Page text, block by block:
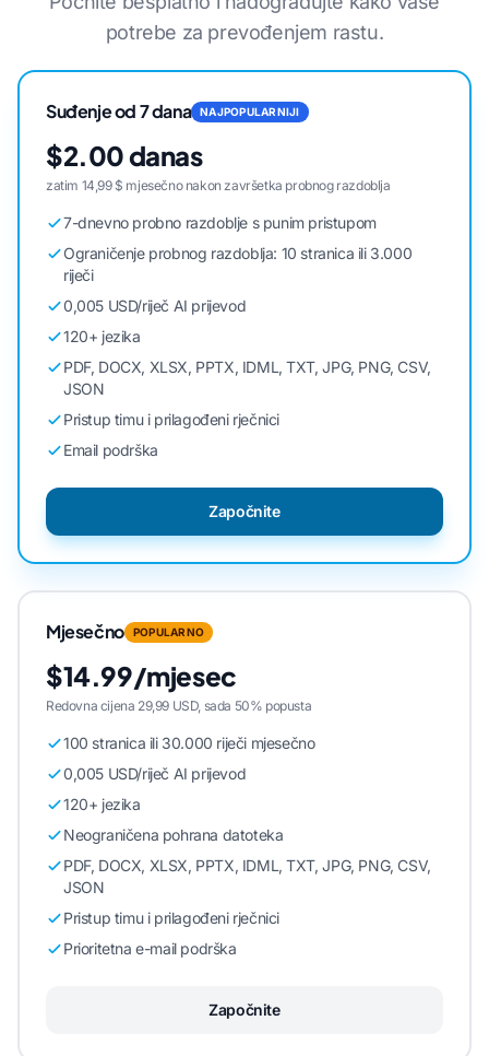
potrebe za prevođenjem rastu.
Suđenje od 7 dana NAJPOPULARNIJI
$2.00 danas
zatim 14,99 $ mjesečno nakon završetka probnog razdoblja
7-dnevno probno razdoblje s punim pristupom
Ograničenje probnog razdoblja: 10 stranica ili 3.000
riječi
0,005 USD/riječ AI prijevod
120+ jezika
PDF, DOCX, XLSX, PPTX, IDML, TXT, JPG, PNG, CSV,
JSON
Pristup timu i prilagođeni rječnici
Email podrška
Započnite
Mjesečno POPULARNO
$14.99/mjesec
Redovna cijena 29,99 USD, sada 50% popusta
100 stranica ili 30.000 riječi mjesečno
0,005 USD/riječ AI prijevod
120+ jezika
Neograničena pohrana datoteka
PDF, DOCX, XLSX, PPTX, IDML, TXT, JPG, PNG, CSV,
JSON
Pristup timu i prilagođeni rječnici
Prioritetna e-mail podrška
Započnite